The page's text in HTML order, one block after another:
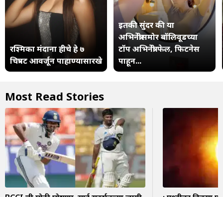
रश्मिका मंदाना हीचे हे ७
चित्रपट आवर्जून पाहाण्यासारखे
इतकी सुंदर की या
अभिनेत्रीसमोर बॉलिवूडच्या
टॉप अभिनेत्री फेल, फिटनेस
पाहून...
Most Read Stories